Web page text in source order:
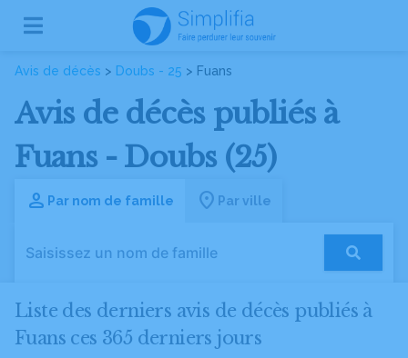
Avis de décès > Doubs - 25 > Fuans
Avis de décès publiés à
Fuans - Doubs (25)
Par nom de famille Par ville
Liste des derniers avis de décès publiés à
Fuans ces 365 derniers jours